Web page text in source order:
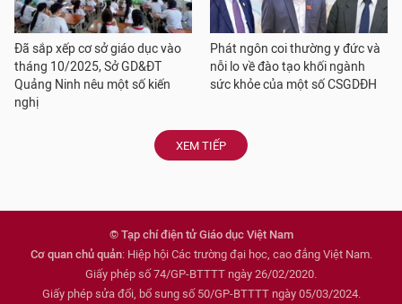
Đã sắp xếp cơ sở giáo dục vào
tháng 10/2025, Sở GD&ĐT
Quảng Ninh nêu một số kiến
nghị
Phát ngôn coi thường y đức và
nỗi lo về đào tạo khối ngành
sức khỏe của một số CSGDĐH
XEM TIẾP
© Tạp chí điện tử Giáo dục Việt Nam
Cơ quan chủ quản: Hiệp hội Các trường đại học, cao đẳng Việt Nam.
Giấy phép số 74/GP-BTTTT ngày 26/02/2020.
Giấy phép sửa đổi, bổ sung số 50/GP-BTTTT ngày 05/03/2024.